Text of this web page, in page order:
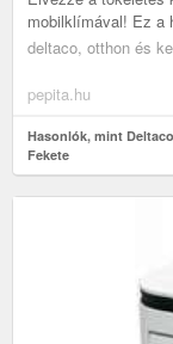
mobilklímával! Ez a
deltaco, otthon és
pepita.hu
Hasonlók, mint
Fekete